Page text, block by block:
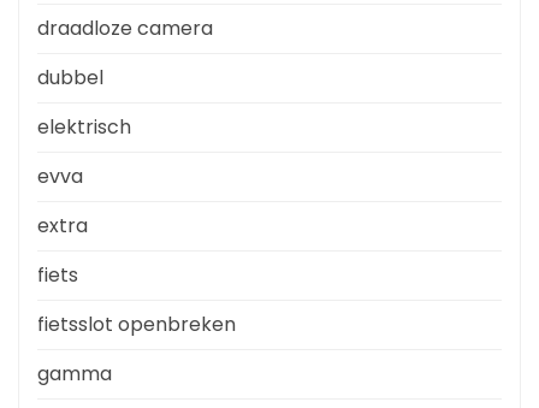
draadloze camera
dubbel
elektrisch
evva
extra
fiets
fietsslot openbreken
gamma